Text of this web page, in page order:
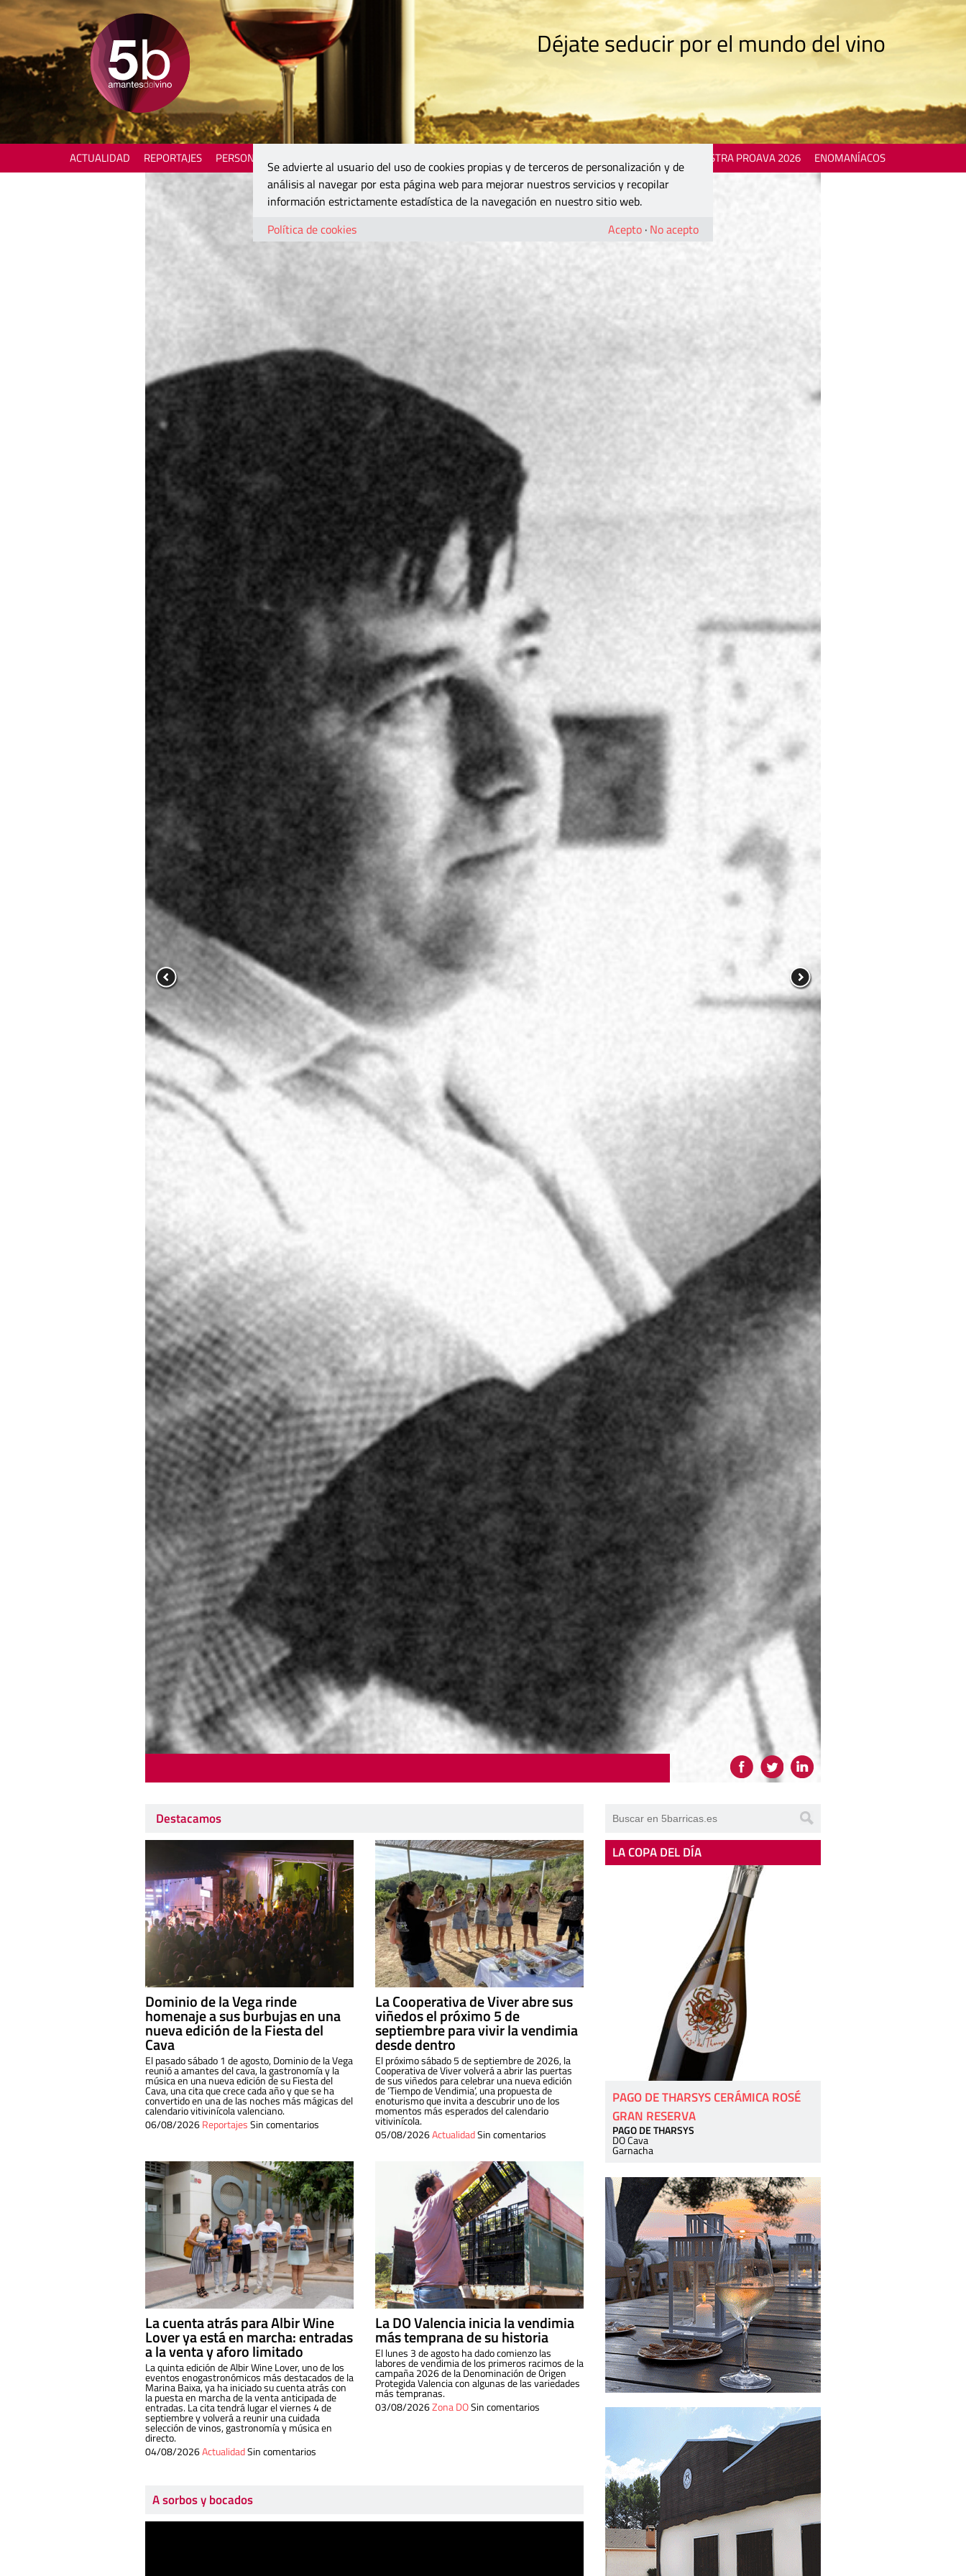
Déjate seducir por el mundo del vino
ACTUALIDAD REPORTAJES PERSONAJES MOSTRA PROAVA 2026 ENOMANÍACOS
Destacamos
Dominio de la Vega rinde
homenaje a sus burbujas en una
nueva edición de la Fiesta del
Cava
El pasado sábado 1 de agosto, Dominio de la Vega
reunió a amantes del cava, la gastronomía y la
música en una nueva edición de su Fiesta del
Cava, una cita que crece cada año y que se ha
convertido en una de las noches más mágicas del
calendario vitivinícola valenciano.
06/08/2026ReportajesSin comentarios
La Cooperativa de Viver abre sus
viñedos el próximo 5 de
septiembre para vivir la vendimia
desde dentro
El próximo sábado 5 de septiembre de 2026, la
Cooperativa de Viver volverá a abrir las puertas
de sus viñedos para celebrar una nueva edición
de ‘Tiempo de Vendimia’, una propuesta de
enoturismo que invita a descubrir uno de los
momentos más esperados del calendario
vitivinícola.
05/08/2026ActualidadSin comentarios
La cuenta atrás para Albir Wine
Lover ya está en marcha: entradas
a la venta y aforo limitado
La quinta edición de Albir Wine Lover, uno de los
eventos enogastronómicos más destacados de la
Marina Baixa, ya ha iniciado su cuenta atrás con
la puesta en marcha de la venta anticipada de
entradas. La cita tendrá lugar el viernes 4 de
septiembre y volverá a reunir una cuidada
selección de vinos, gastronomía y música en
directo.
04/08/2026ActualidadSin comentarios
La DO Valencia inicia la vendimia
más temprana de su historia
El lunes 3 de agosto ha dado comienzo las
labores de vendimia de los primeros racimos de la
campaña 2026 de la Denominación de Origen
Protegida Valencia con algunas de las variedades
más tempranas.
03/08/2026Zona DOSin comentarios
A sorbos y bocados
LA COPA DEL DÍA
PAGO DE THARSYS CERÁMICA ROSÉ
GRAN RESERVA
PAGO DE THARSYS
DO Cava
Garnacha
Se advierte al usuario del uso de cookies propias y de terceros de personalización y de
análisis al navegar por esta página web para mejorar nuestros servicios y recopilar
información estrictamente estadística de la navegación en nuestro sitio web.
Política de cookies
Acepto · No acepto